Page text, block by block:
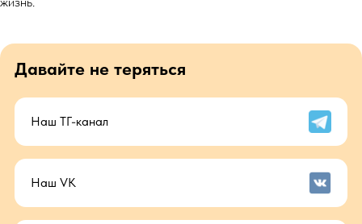
Давайте не теряться
Наш ТГ-канал
Наш VK